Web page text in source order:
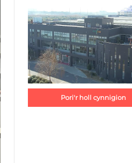
Pori'r holl cynnigion